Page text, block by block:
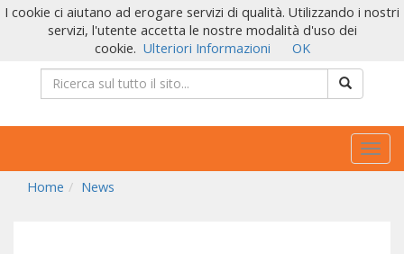
Home
News
I cookie ci aiutano ad erogare servizi di qualità. Utilizzando i nostri
servizi, l'utente accetta le nostre modalità d'uso dei
cookie. Ulteriori Informazioni OK